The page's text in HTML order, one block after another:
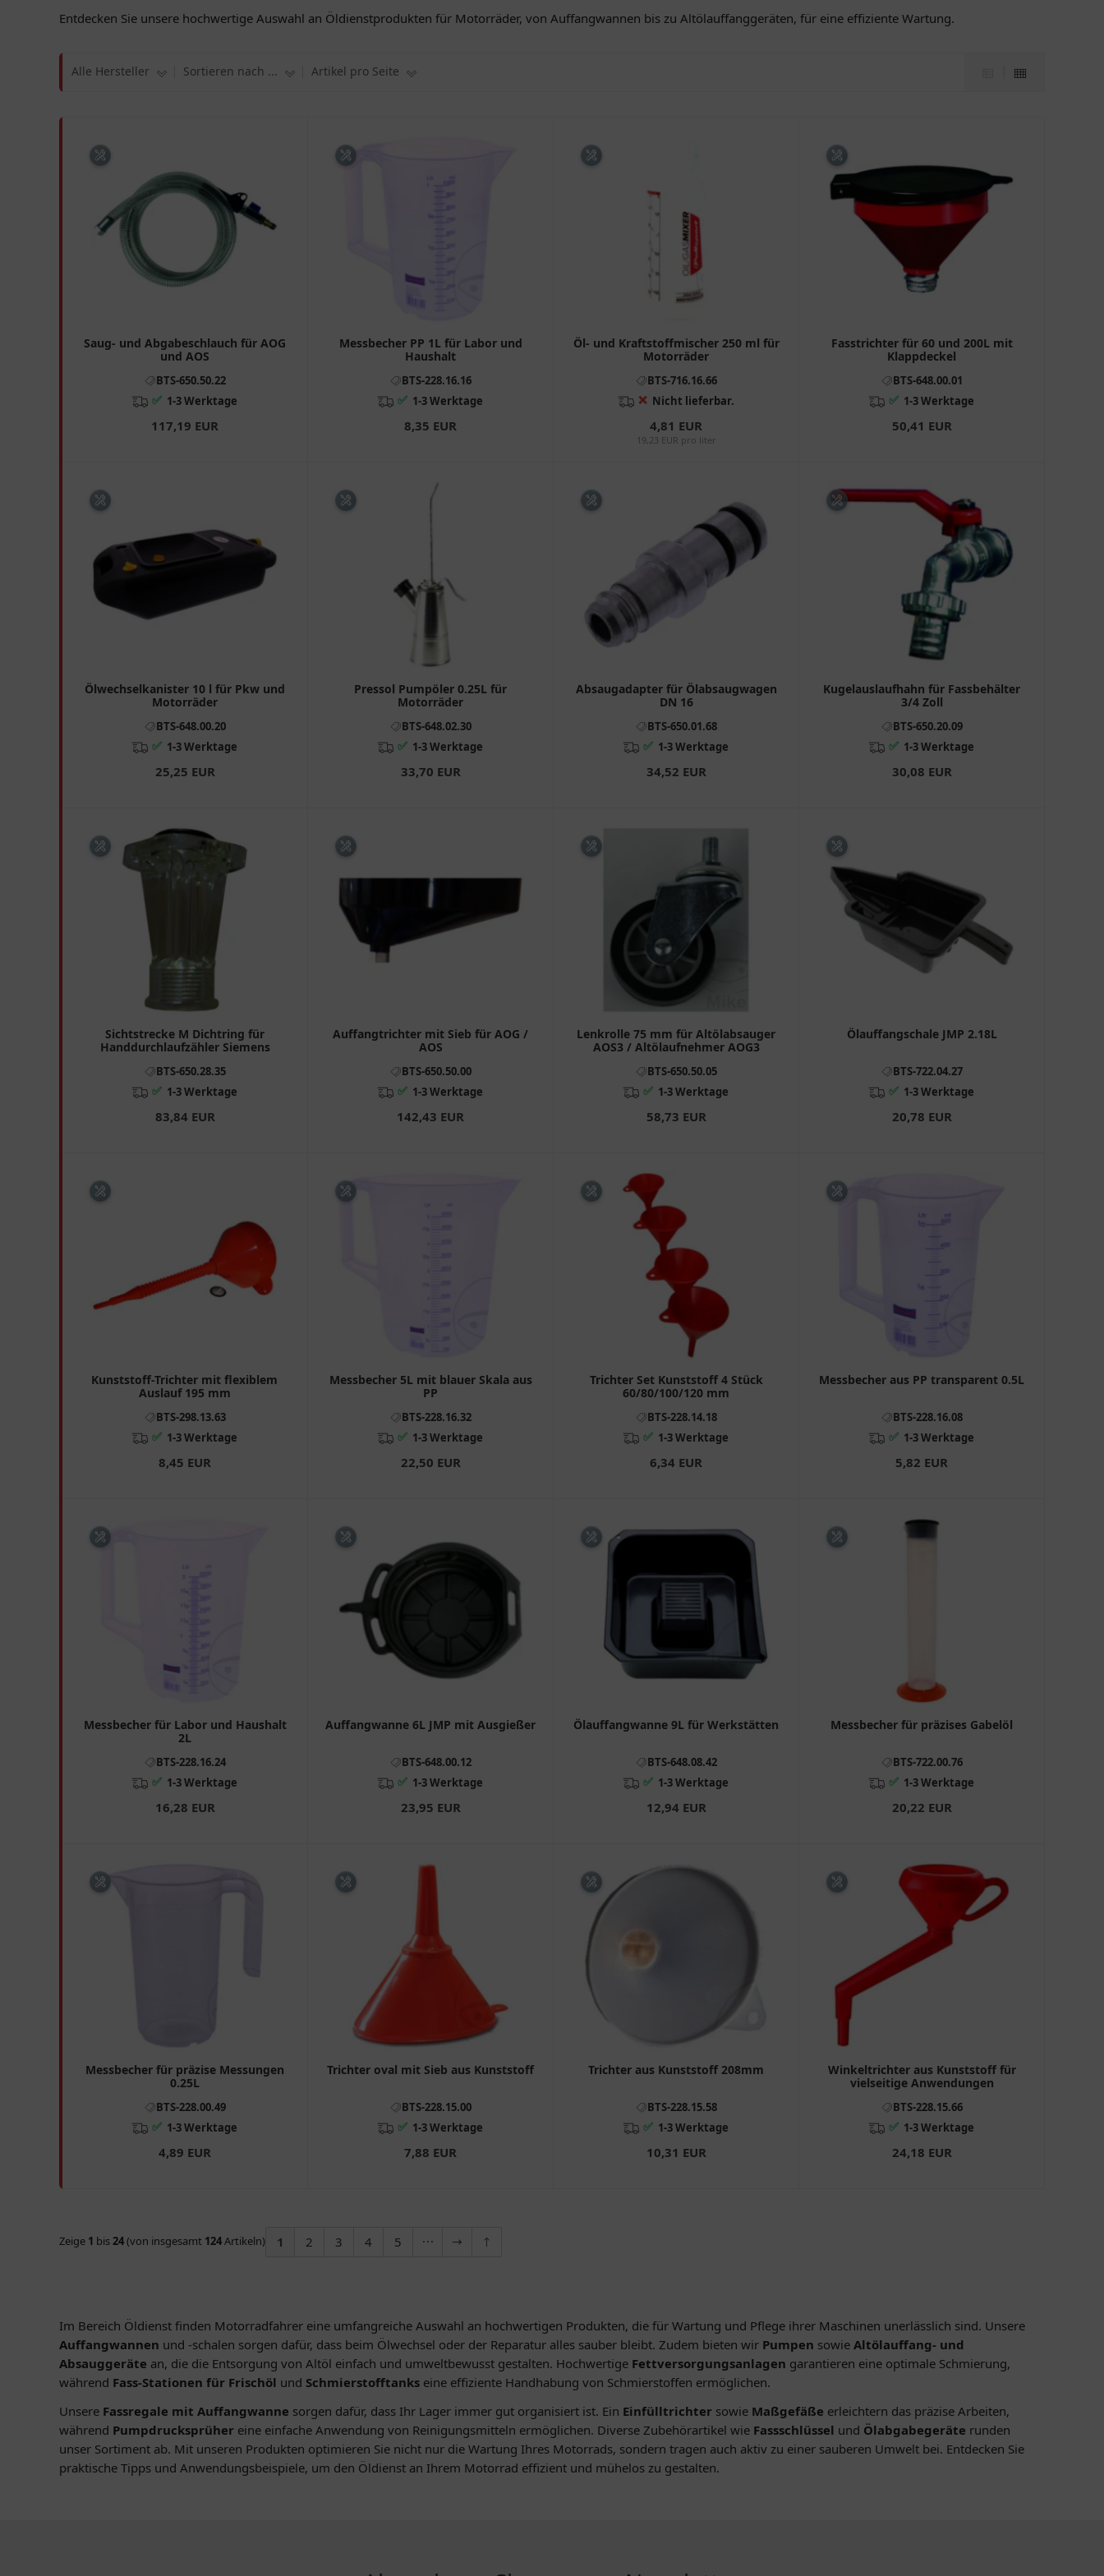
Entdecken Sie unsere hochwertige Auswahl an Öldienstprodukten für Motorräder, von Auffangwannen bis zu Altölauffanggeräten, für eine effiziente Wartung.
Alle Hersteller Sortieren nach ... Artikel pro Seite
Saug- und Abgabeschlauch für AOG
und AOS
BTS-650.50.22
✅ 1-3 Werktage
117,19 EUR
Messbecher PP 1L für Labor und
Haushalt
BTS-228.16.16
✅ 1-3 Werktage
8,35 EUR
Öl- und Kraftstoffmischer 250 ml für
Motorräder
BTS-716.16.66
❌ Nicht lieferbar.
4,81 EUR
19,23 EUR pro liter
Fasstrichter für 60 und 200L mit
Klappdeckel
BTS-648.00.01
✅ 1-3 Werktage
50,41 EUR
Ölwechselkanister 10 l für Pkw und
Motorräder
BTS-648.00.20
✅ 1-3 Werktage
25,25 EUR
Pressol Pumpöler 0.25L für
Motorräder
BTS-648.02.30
✅ 1-3 Werktage
33,70 EUR
Absaugadapter für Ölabsaugwagen
DN 16
BTS-650.01.68
✅ 1-3 Werktage
34,52 EUR
Kugelauslaufhahn für Fassbehälter
3/4 Zoll
BTS-650.20.09
✅ 1-3 Werktage
30,08 EUR
Sichtstrecke M Dichtring für
Handdurchlaufzähler Siemens
BTS-650.28.35
✅ 1-3 Werktage
83,84 EUR
Auffangtrichter mit Sieb für AOG /
AOS
BTS-650.50.00
✅ 1-3 Werktage
142,43 EUR
Lenkrolle 75 mm für Altölabsauger
AOS3 / Altölaufnehmer AOG3
BTS-650.50.05
✅ 1-3 Werktage
58,73 EUR
Ölauffangschale JMP 2.18L
BTS-722.04.27
✅ 1-3 Werktage
20,78 EUR
Kunststoff-Trichter mit flexiblem
Auslauf 195 mm
BTS-298.13.63
✅ 1-3 Werktage
8,45 EUR
Messbecher 5L mit blauer Skala aus
PP
BTS-228.16.32
✅ 1-3 Werktage
22,50 EUR
Trichter Set Kunststoff 4 Stück
60/80/100/120 mm
BTS-228.14.18
✅ 1-3 Werktage
6,34 EUR
Messbecher aus PP transparent 0.5L
BTS-228.16.08
✅ 1-3 Werktage
5,82 EUR
Messbecher für Labor und Haushalt
2L
BTS-228.16.24
✅ 1-3 Werktage
16,28 EUR
Auffangwanne 6L JMP mit Ausgießer
BTS-648.00.12
✅ 1-3 Werktage
23,95 EUR
Ölauffangwanne 9L für Werkstätten
BTS-648.08.42
✅ 1-3 Werktage
12,94 EUR
Messbecher für präzises Gabelöl
BTS-722.00.76
✅ 1-3 Werktage
20,22 EUR
Messbecher für präzise Messungen
0.25L
BTS-228.00.49
✅ 1-3 Werktage
4,89 EUR
Trichter oval mit Sieb aus Kunststoff
BTS-228.15.00
✅ 1-3 Werktage
7,88 EUR
Trichter aus Kunststoff 208mm
BTS-228.15.58
✅ 1-3 Werktage
10,31 EUR
Winkeltrichter aus Kunststoff für
vielseitige Anwendungen
BTS-228.15.66
✅ 1-3 Werktage
24,18 EUR
Zeige 1 bis24(von insgesamt 124Artikeln) 1 2 3 4 5
Im Bereich Öldienst finden Motorradfahrer eine umfangreiche Auswahl an hochwertigen Produkten, die für Wartung und Pflege ihrer Maschinen unerlässlich sind. Unsere
Auffangwannen und -schalen sorgen dafür, dass beim Ölwechsel oder der Reparatur alles sauber bleibt. Zudem bieten wir Pumpen sowie Altölauffang- und
Absauggeräte an, die die Entsorgung von Altöl einfach und umweltbewusst gestalten. Hochwertige Fettversorgungsanlagen garantieren eine optimale Schmierung,
während Fass-Stationen für Frischöl und Schmierstofftanks eine effiziente Handhabung von Schmierstoffen ermöglichen.
Unsere Fassregale mit Auffangwanne sorgen dafür, dass Ihr Lager immer gut organisiert ist. Ein Einfülltrichter sowie Maßgefäße erleichtern das präzise Arbeiten,
während Pumpdrucksprüher eine einfache Anwendung von Reinigungsmitteln ermöglichen. Diverse Zubehörartikel wie Fassschlüssel und Ölabgabegeräte runden
unser Sortiment ab. Mit unseren Produkten optimieren Sie nicht nur die Wartung Ihres Motorrads, sondern tragen auch aktiv zu einer sauberen Umwelt bei. Entdecken Sie
praktische Tipps und Anwendungsbeispiele, um den Öldienst an Ihrem Motorrad effizient und mühelos zu gestalten.